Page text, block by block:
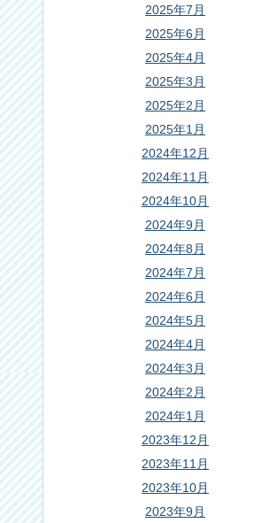
2025年7月
2025年6月
2025年4月
2025年3月
2025年2月
2025年1月
2024年12月
2024年11月
2024年10月
2024年9月
2024年8月
2024年7月
2024年6月
2024年5月
2024年4月
2024年3月
2024年2月
2024年1月
2023年12月
2023年11月
2023年10月
2023年9月